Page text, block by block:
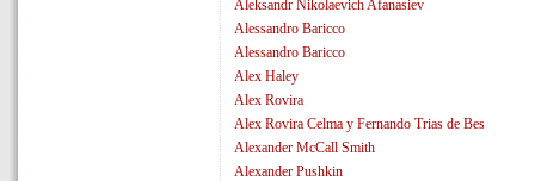
Aleksandr Nikolaevich Afanasiev
Alessandro Baricco
Alessandro Baricco
Alex Haley
Alex Rovira
Alex Rovira Celma y Fernando Trias de Bes
Alexander McCall Smith
Alexander Pushkin